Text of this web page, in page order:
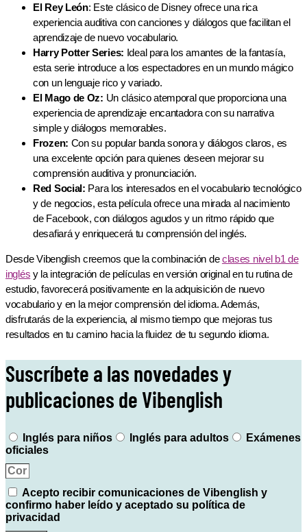
El Rey León: Este clásico de Disney ofrece una rica
experiencia auditiva con canciones y diálogos que facilitan el
aprendizaje de nuevo vocabulario.
Harry Potter Series: Ideal para los amantes de la fantasía,
esta serie introduce a los espectadores en un mundo mágico
con un lenguaje rico y variado.
El Mago de Oz: Un clásico atemporal que proporciona una
experiencia de aprendizaje encantadora con su narrativa
simple y diálogos memorables.
Frozen: Con su popular banda sonora y diálogos claros, es
una excelente opción para quienes deseen mejorar su
comprensión auditiva y pronunciación.
Red Social: Para los interesados en el vocabulario tecnológico
y de negocios, esta película ofrece una mirada al nacimiento
de Facebook, con diálogos agudos y un ritmo rápido que
desafiará y enriquecerá tu comprensión del inglés.
Desde Vibenglish creemos que la combinación declases nivel b1 de
inglés y la integración de películas en versión original en tu rutina de
estudio, favorecerá positivamente en la adquisición de nuevo
vocabulario y en la mejor comprensión del idioma. Además,
disfrutarás de la experiencia, al mismo tiempo que mejoras tus
resultados en tu camino hacia la fluidez de tu segundo idioma.
Suscríbete a las novedades y
publicaciones de Vibenglish
Inglés para niños Inglés para adultos
Exámenes
oficiales
Acepto recibir comunicaciones de Vibenglish y
confirmo haber leído y aceptado su política de
privacidad